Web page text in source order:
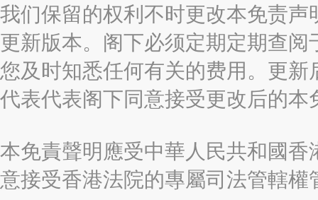
我们保留的权利不时更改本免责
更新版本。阁下必须定期定期查
您及时知悉任何有关的费用。更
代表代表阁下同意接受更改后的本
本免責聲明應受中華人民共和國
意接受香港法院的專屬司法管轄權